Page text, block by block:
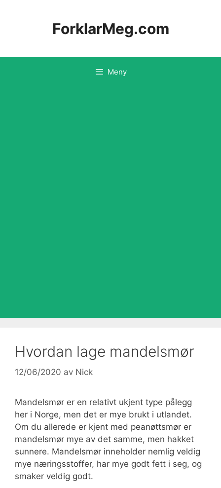
ForklarMeg.com
Meny
Hvordan lage mandelsmør
12/06/2020 av Nick
Mandelsmør er en relativt ukjent type pålegg
her i Norge, men det er mye brukt i utlandet.
Om du allerede er kjent med peanøttsmør er
mandelsmør mye av det samme, men hakket
sunnere. Mandelsmør inneholder nemlig veldig
mye næringsstoffer, har mye godt fett i seg, og
smaker veldig godt.